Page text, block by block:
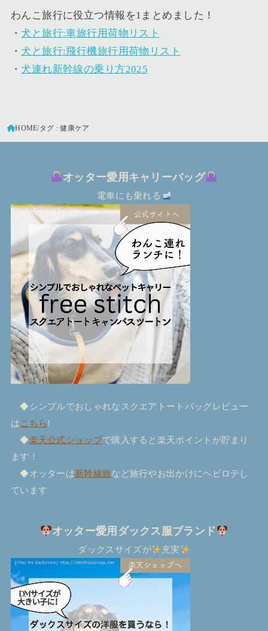
わんこ旅行に役立つ情報を1まとめました！
・ 犬と旅行:車旅行用荷物リスト
・ 犬と旅行:飛行機旅行用荷物リスト
・ 犬連れ新幹線の乗り方2025
HOME タグ : 健康ケア
オッター愛用キャリーバッグ
電車にも乗れる
◆シンプルでおしゃれなスクエアトートバッグレビュー
はこちら!
◆楽天公式ショップで購入すると楽天ポイントが貯まり
ます！
◆オッターは新幹線旅など旅行やお出かけにヘビロテし
ています
オッター愛用ダックス服ブランド
ダックスサイズが 充実